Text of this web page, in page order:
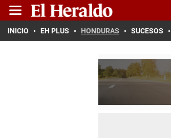
INICIO EH PLUS HONDURAS SUCESOS